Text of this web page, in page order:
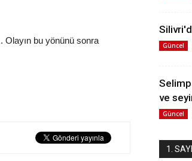
bu yönünü sonra
Güncel
ve
Güncel
1.